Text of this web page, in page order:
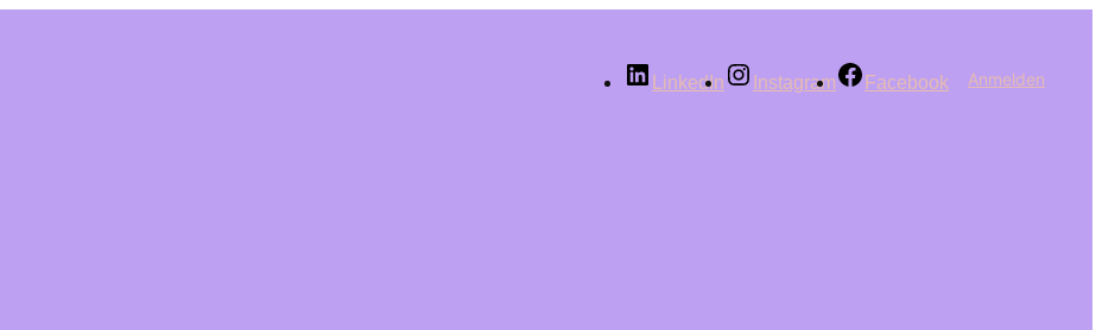
LinkedIn Instagram Facebook Anmelden